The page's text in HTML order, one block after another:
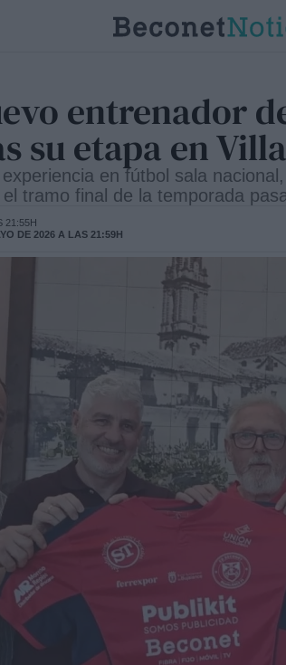
entrenador
su etapa en
en fútbol sala
tramo final de la temporada
21:55H
DE 2026 A LAS 21:59H